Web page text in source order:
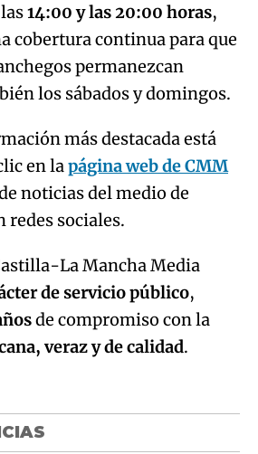
14:00 y las 20:00 horas,
cobertura continua para que
permanezcan
los sábados y domingos.
más destacada está
en lapágina web de CMM
noticias del medio de
redes sociales.
La Mancha Media
de servicio público,
de compromiso con la
veraz y de calidad.